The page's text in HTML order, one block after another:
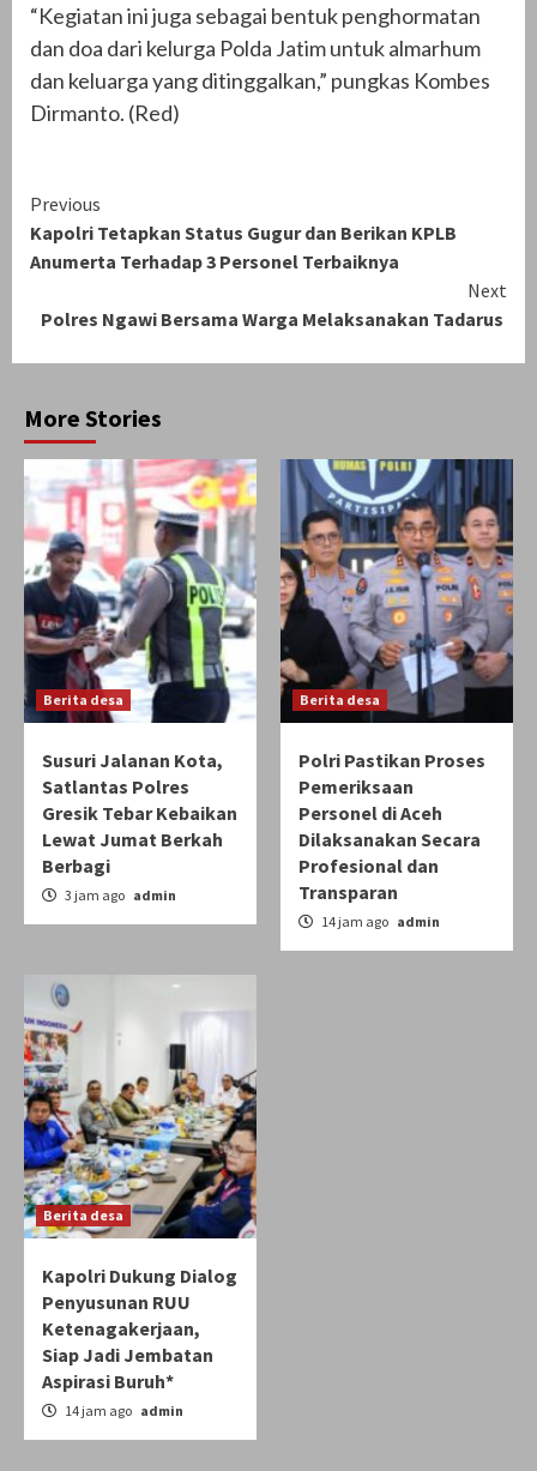
“Kegiatan ini juga sebagai bentuk penghormatan
dan doa dari kelurga Polda Jatim untuk almarhum
dan keluarga yang ditinggalkan,” pungkas Kombes
Dirmanto. (Red)
Continue
Reading
Previous
Kapolri Tetapkan Status Gugur dan Berikan KPLB
Anumerta Terhadap 3 Personel Terbaiknya
Next
Polres Ngawi Bersama Warga Melaksanakan Tadarus
More Stories
Berita desa
Susuri Jalanan Kota,
Satlantas Polres
Gresik Tebar Kebaikan
Lewat Jumat Berkah
Berbagi
3 jam ago admin
Berita desa
Polri Pastikan Proses
Pemeriksaan
Personel di Aceh
Dilaksanakan Secara
Profesional dan
Transparan
14 jam ago admin
Berita desa
Kapolri Dukung Dialog
Penyusunan RUU
Ketenagakerjaan,
Siap Jadi Jembatan
Aspirasi Buruh*
14 jam ago admin